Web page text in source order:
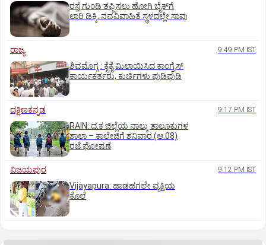
ರಸ್ತೆ ಗುಂಡಿ ತಪ್ಪಿಸಲು ಹೋಗಿ ಬೈಕ್‌ಗೆ
ಲಾರಿ ಡಿಕ್ಕಿ, ನವವಿವಾಹಿತೆ ಸ್ಥಳದಲ್ಲೇ ಸಾವು
ರಾಜ್ಯ 9:49 PM IST
ಶಿವಮೊಗ್ಗ : ಕೈಕೈ ಮಿಲಾಯಿಸಿದ ಕಾಂಗ್ರೆಸ್
ಕಾರ್ಯಕರ್ತರು, ಕುರ್ಚಿಗಳು ಪುಡಿಪುಡಿ
ದಕ್ಷಿಣಕನ್ನಡ 9:17 PM IST
RAIN: ದ.ಕ ಜಿಲ್ಲೆಯ ನಾಲ್ಕು ತಾಲೂಕುಗಳ
ಶಾಲಾ – ಕಾಲೇಜಿಗೆ ಶನಿವಾರ (ಆ.08)
ರಜೆ ಘೋಷಣೆ
ವಿಜಯಪುರ 9:12 PM IST
Vijayapura: ಹಾಡಹಗಲೇ ವ್ಯಕ್ತಿಯ
ಕೊಲೆ